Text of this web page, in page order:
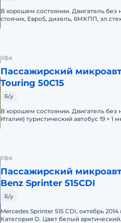
В хорошем состоянии. Двигатель без
стоячих, Евро5, дизель, 6МКПП,
Уфа
Пассажирский
Touring 50C15
Б/у
В хорошем состоянии. Двигатель без нареканий.
Италия) туристический автобус 19 + 1
Уфа
Пассажирский
Benz Sprinter 515CDI
Б/у
Mercedes Sprinter 515 CDI, октябрь
Категория D. Цвет белый